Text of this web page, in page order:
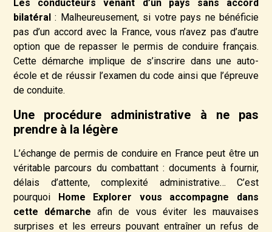
Les conducteurs venant d’un pays sans accord
bilatéral : Malheureusement, si votre pays ne bénéficie
pas d’un accord avec la France, vous n’avez pas d’autre
option que de repasser le permis de conduire français.
Cette démarche implique de s’inscrire dans une auto-
école et de réussir l’examen du code ainsi que l’épreuve
de conduite.
Une procédure administrative à ne pas
prendre à la légère
L’échange de permis de conduire en France peut être un
véritable parcours du combattant : documents à fournir,
délais d’attente, complexité administrative… C’est
pourquoi
Home Explorer vous accompagne dans
cette démarche afin de vous éviter les mauvaises
surprises et les erreurs pouvant entraîner un refus de